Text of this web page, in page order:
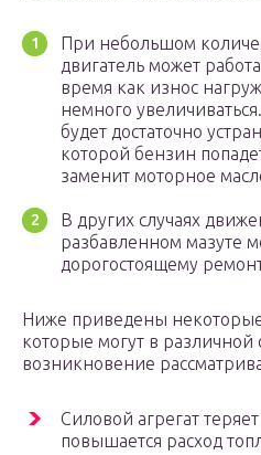
При небольшом
двигатель может
время как износ
немного
будет достаточно
которой бензин
заменит моторное
В других случаях
разбавленном мазуте
дорогостоящему
Ниже приведены
которые могут в различной
возникновение
Силовой агрегат
повышается расход